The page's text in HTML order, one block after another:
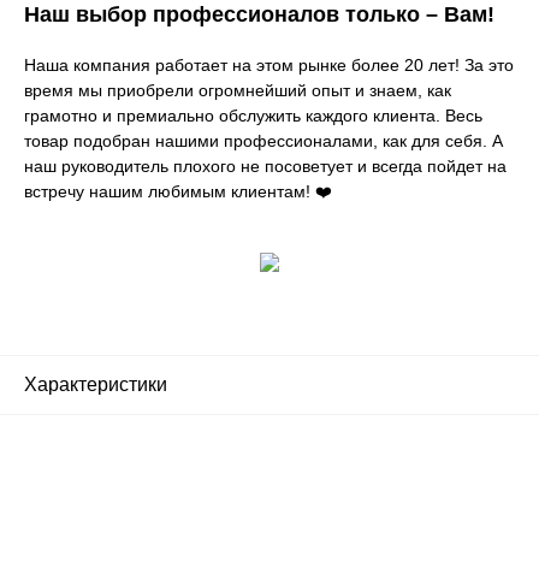
Наш выбор профессионалов только – Вам!
Наша компания работает на этом рынке более 20 лет! За это
время мы приобрели огромнейший опыт и знаем, как
грамотно и премиально обслужить каждого клиента. Весь
товар подобран нашими профессионалами, как для себя. А
наш руководитель плохого не посоветует и всегда пойдет на
встречу нашим любимым клиентам! ❤️
Характеристики